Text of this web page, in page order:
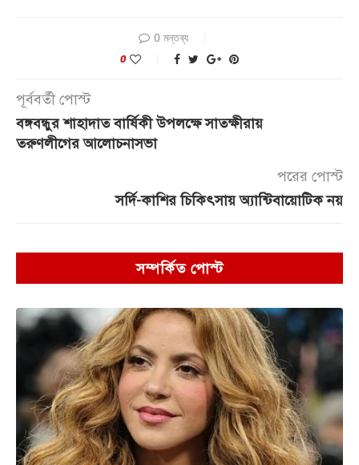
0 মন্তব্য
0
পূর্ববর্তী পোস্ট
বঙ্গবন্ধুর শাহাদাত বার্ষিকী উপলক্ষে সাতক্ষীরায়
তরুণলীগের আলোচনাসভা
পরের পোস্ট
সর্দি-কাশির চিকিৎসায় অ্যান্টিবায়োটিক নয়
সম্পর্কিত পোস্ট